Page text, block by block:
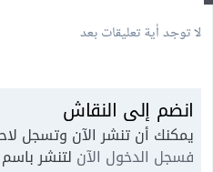
لا توجد أية تعليقات بعد
انضم إلى النقاش
يمكنك أن تنشر الآن وتسجل
فسجل الدخول الآن لتنشر